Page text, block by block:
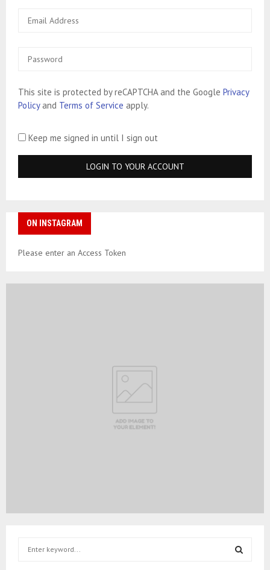
This site is protected by reCAPTCHA and the Google Privacy
Policyand Terms of Service apply.
Keep me signed in until I sign out
ON INSTAGRAM
Please enter an Access Token